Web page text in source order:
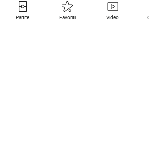
Partite Favoriti Video